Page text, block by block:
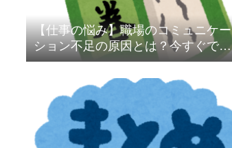
【仕事の悩み】職場のコミュニケー
ション不足の原因とは？今すぐでき
る改善策と5W1H活用術